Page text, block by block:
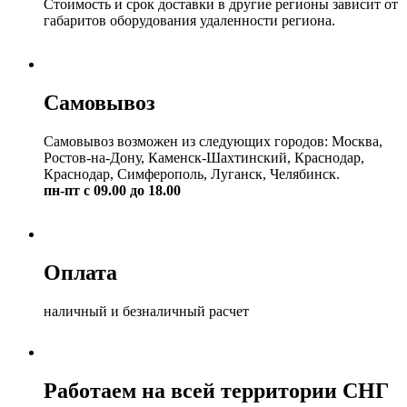
Стоимость и срок доставки в другие регионы зависит от
габаритов оборудования удаленности региона.
Самовывоз
Самовывоз возможен из следующих городов: Москва,
Ростов-на-Дону, Каменск-Шахтинский, Краснодар,
Краснодар, Симферополь, Луганск, Челябинск.
пн-пт с 09.00 до 18.00
Оплата
наличный и безналичный расчет
Работаем на всей территории СНГ